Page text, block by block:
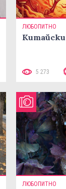
ЛЮБОПИТНО
Китайски
5 273
ЛЮБОПИТНО